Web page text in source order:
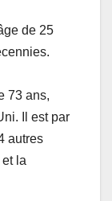
de 25
73 ans,
Il est par
autres
la